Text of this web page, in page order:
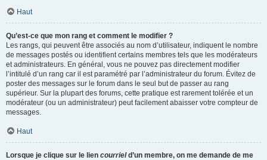
Haut
Qu’est-ce que mon rang et comment le modifier ?
Les rangs, qui peuvent être associés au nom d’utilisateur, indiquent le nombre
de messages postés ou identifient certains membres tels que les modérateurs
et administrateurs. En général, vous ne pouvez pas directement modifier
l’intitulé d’un rang car il est paramétré par l’administrateur du forum. Évitez de
poster des messages sur le forum dans le seul but de passer au rang
supérieur. Sur la plupart des forums, cette pratique est rarement tolérée et un
modérateur (ou un administrateur) peut facilement abaisser votre compteur de
messages.
Haut
Lorsque je clique sur le lien courrield’un membre, on me demande de me